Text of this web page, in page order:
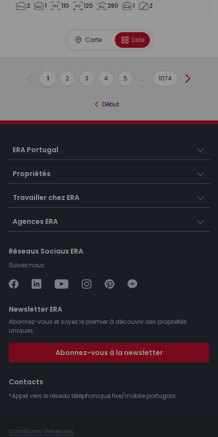
2 1 110 120 280 1 2
Carte Liste
Précédent
1 2 3 4 5 ... 1074 Suivant
Début
ERA Portugal
Propriétés
Travailler chez ERA
Agences ERA
Réseaux Sociaux ERA
Suivez nous:
Newsletter ERA
Abonnez-vous et soyez le premier à découvrir des propriétés
uniques.
Abonnez-vous à la newsletter
Contacts
*Appel vers le réseau téléphonique fixe/mobile portugais.
Conditions Générales